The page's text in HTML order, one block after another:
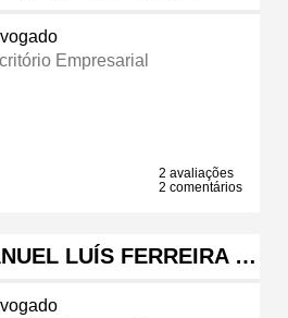
Empresarial
2 avaliações
2 comentários
LUÍS FERREIRA …